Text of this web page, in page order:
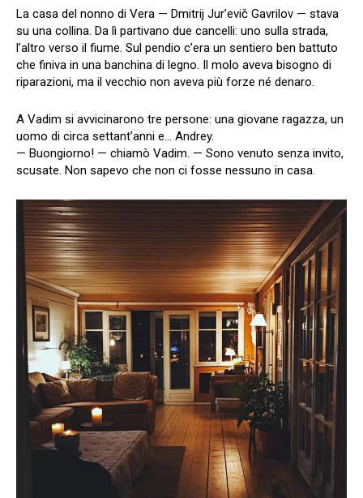
La casa del nonno di Vera — Dmitrij Jur’evič Gavrilov — stava
su una collina. Da lì partivano due cancelli: uno sulla strada,
l’altro verso il fiume. Sul pendio c’era un sentiero ben battuto
che finiva in una banchina di legno. Il molo aveva bisogno di
riparazioni, ma il vecchio non aveva più forze né denaro.
A Vadim si avvicinarono tre persone: una giovane ragazza, un
uomo di circa settant’anni e… Andrey.
— Buongiorno! — chiamò Vadim. — Sono venuto senza invito,
scusate. Non sapevo che non ci fosse nessuno in casa.